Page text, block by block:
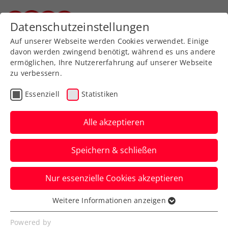
Impressum
Medieninhaber und –herausgeber
Steirischer Tennisverband
Datenschutzeinstellungen
Auf unserer Webseite werden Cookies verwendet. Einige
davon werden zwingend benötigt, während es uns andere
ermöglichen, Ihre Nutzererfahrung auf unserer Webseite
zu verbessern.
Essenziell Statistiken
Alle akzeptieren
Speichern & schließen
Nur essenzielle Cookies akzeptieren
Essenziell
Essenzielle Cookies werden für grundlegende
Weitere Informationen anzeigen
Powered by